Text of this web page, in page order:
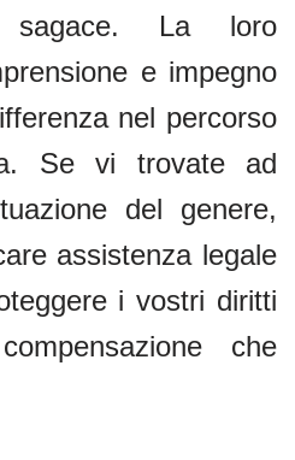
sagace. La loro
e impegno
nel percorso
Se vi trovate ad
del genere,
assistenza legale
i vostri diritti
che